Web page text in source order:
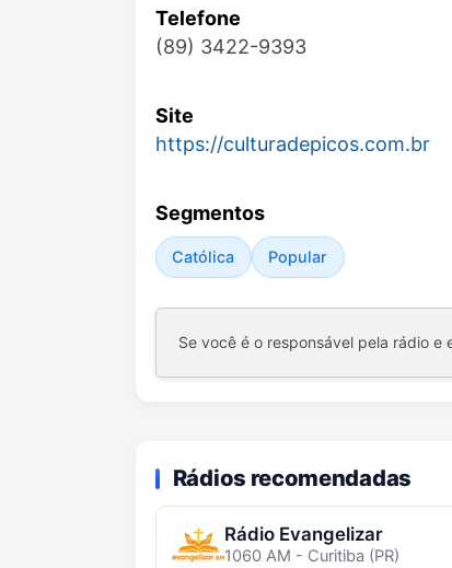
Telefone
(89) 3422-9393
Site
https://culturadepicos.com.br
Segmentos
Católica Popular
Se você é o responsável pela rádio
Rádios recomendadas
Rádio Evangelizar
1060 AM - Curitiba (PR)